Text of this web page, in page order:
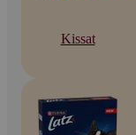
Kissat